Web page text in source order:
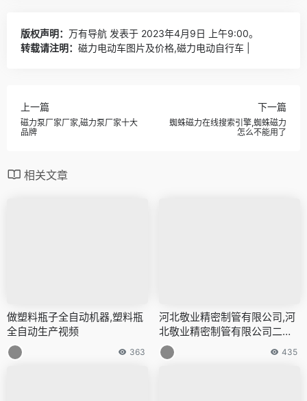
版权声明： 万有导航 发表于 2023年4月9日 上午9:00。
转载请注明： 磁力电动车图片及价格,磁力电动自行车 |
上一篇
磁力泵厂家厂家,磁力泵厂家十大
品牌
下一篇
蜘蛛磁力在线搜索引擎,蜘蛛磁力
怎么不能用了
相关文章
做塑料瓶子全自动机器,塑料瓶
全自动生产视频
363
河北敬业精密制管有限公司,河
北敬业精密制管有限公司二维
码
435